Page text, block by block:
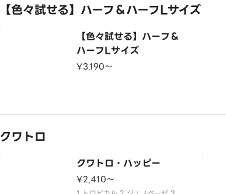
【色々試せる】ハーフ＆ハーフLサイズ
【色々試せる】ハーフ＆
ハーフLサイズ
¥3,190〜
クワトロ
クワトロ・ハッピー
¥2,410〜